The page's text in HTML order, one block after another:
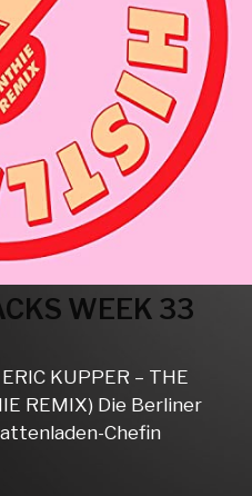
WEEK 33
KUPPER – THE
REMIX) Die Berliner
Chefin